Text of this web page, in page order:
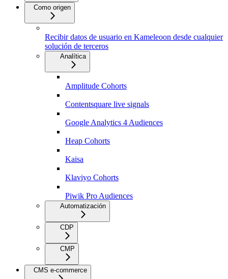
Como origen
Recibir datos de usuario en Kameleoon desde cualquier
solución de terceros
Analítica
Amplitude Cohorts
Contentsquare live signals
Google Analytics 4 Audiences
Heap Cohorts
Kaisa
Klaviyo Cohorts
Piwik Pro Audiences
Automatización
CDP
CMP
CMS e-commerce